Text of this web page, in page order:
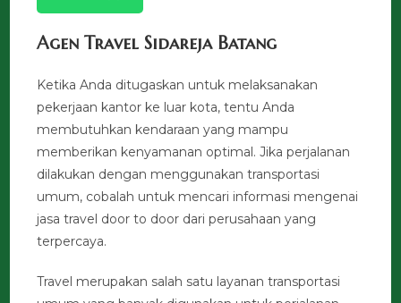
Agen Travel Sidareja Batang
Ketika Anda ditugaskan untuk melaksanakan
pekerjaan kantor ke luar kota, tentu Anda
membutuhkan kendaraan yang mampu
memberikan kenyamanan optimal. Jika perjalanan
dilakukan dengan menggunakan transportasi
umum, cobalah untuk mencari informasi mengenai
jasa travel door to door dari perusahaan yang
terpercaya.
Travel merupakan salah satu layanan transportasi